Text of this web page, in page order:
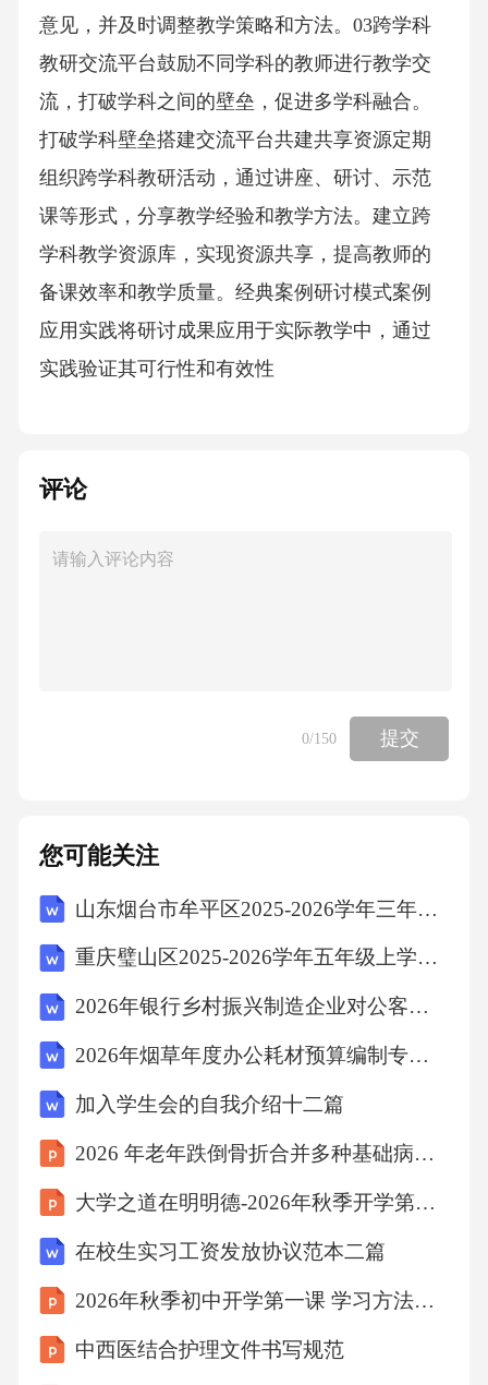
意见，并及时调整教学策略和方法。03跨学科
教研交流平台鼓励不同学科的教师进行教学交
流，打破学科之间的壁垒，促进多学科融合。
打破学科壁垒搭建交流平台共建共享资源定期
组织跨学科教研活动，通过讲座、研讨、示范
课等形式，分享教学经验和教学方法。建立跨
学科教学资源库，实现资源共享，提高教师的
备课效率和教学质量。经典案例研讨模式案例
应用实践将研讨成果应用于实际教学中，通过
实践验证其可行性和有效性
评论
0/150 提交
您可能关注
山东烟台市牟平区2025-2026学年三年级上学期期末语文试题（文字版含答案）
重庆璧山区2025-2026学年五年级上学期期末语文试卷（文字版含答案）
2026年银行乡村振兴制造企业对公客户经理银行招聘考试笔试试题（含答案）
2026年烟草年度办公耗材预算编制专员烟草公司招聘考试笔试试题（含答案）
加入学生会的自我介绍十二篇
2026 年老年跌倒骨折合并多种基础病护理个案分享
大学之道在明明德-2026年秋季开学第一课
在校生实习工资发放协议范本二篇
2026年秋季初中开学第一课 学习方法与效率提升教学设计
中西医结合护理文件书写规范